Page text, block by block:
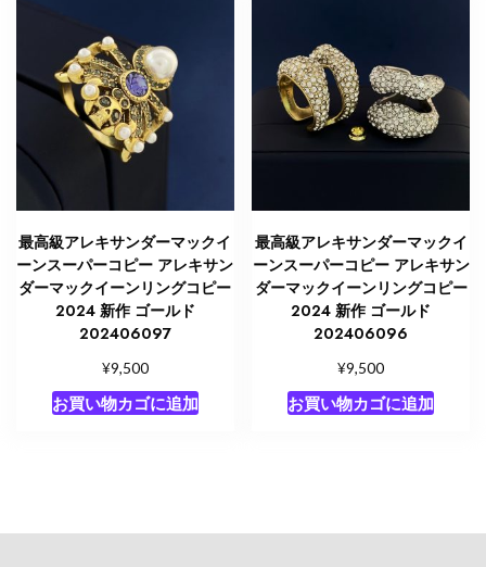
最高級アレキサンダーマックイ
ーンスーパーコピー アレキサン
ダーマックイーンリングコピー
2024 新作 ゴールド
202406097
¥9,500
お買い物カゴに追加
最高級アレキサンダーマックイ
ーンスーパーコピー アレキサン
ダーマックイーンリングコピー
2024 新作 ゴールド
202406096
¥9,500
お買い物カゴに追加